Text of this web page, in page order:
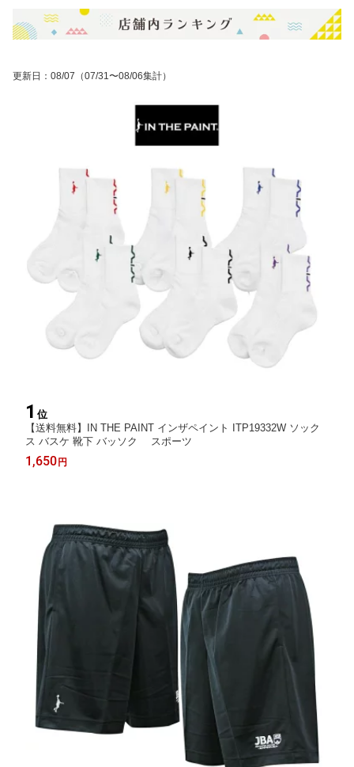
更新日 ： 08/07 （07/31〜08/06集計）
1 位
【送料無料】IN THE PAINT インザペイント ITP19332W ソック
ス バスケ 靴下 バッソク スポーツ
1,650円